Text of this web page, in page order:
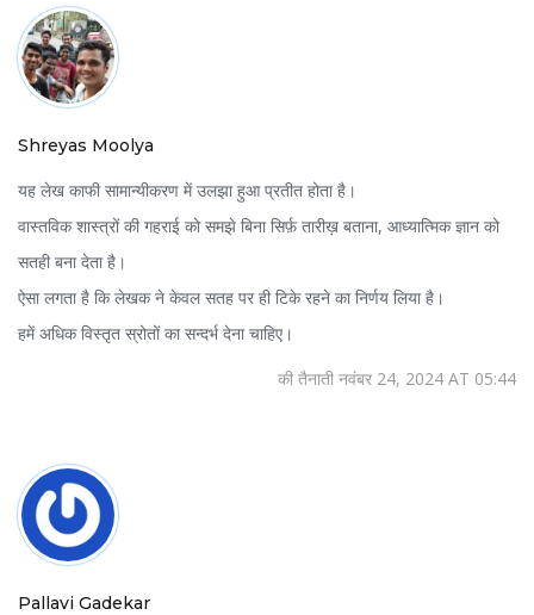
Shreyas Moolya
यह लेख काफी सामान्यीकरण में उलझा हुआ प्रतीत होता है।
वास्तविक शास्त्रों की गहराई को समझे बिना सिर्फ़ तारीख़ बताना, आध्यात्मिक ज्ञान को
सतही बना देता है।
ऐसा लगता है कि लेखक ने केवल सतह पर ही टिके रहने का निर्णय लिया है।
हमें अधिक विस्तृत स्रोतों का सन्दर्भ देना चाहिए।
की तैनाती नवंबर 24, 2024 AT 05:44
Pallavi Gadekar